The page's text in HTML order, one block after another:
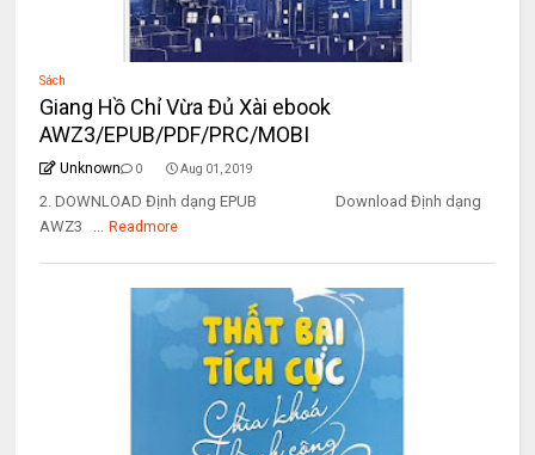
Sách
Giang Hồ Chỉ Vừa Đủ Xài ebook
AWZ3/EPUB/PDF/PRC/MOBI
Unknown 0 Aug 01, 2019
2. DOWNLOAD Định dạng EPUB Download Định dạng
AWZ3 ... Readmore